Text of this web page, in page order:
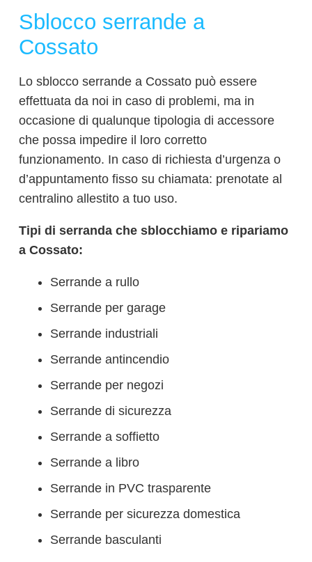
Sblocco serrande a
Cossato
Lo sblocco serrande a Cossato può essere
effettuata da noi in caso di problemi, ma in
occasione di qualunque tipologia di accessore
che possa impedire il loro corretto
funzionamento. In caso di richiesta d’urgenza o
d’appuntamento fisso su chiamata: prenotate al
centralino allestito a tuo uso.
Tipi di serranda che sblocchiamo e ripariamo
a Cossato:
Serrande a rullo
Serrande per garage
Serrande industriali
Serrande antincendio
Serrande per negozi
Serrande di sicurezza
Serrande a soffietto
Serrande a libro
Serrande in PVC trasparente
Serrande per sicurezza domestica
Serrande basculanti